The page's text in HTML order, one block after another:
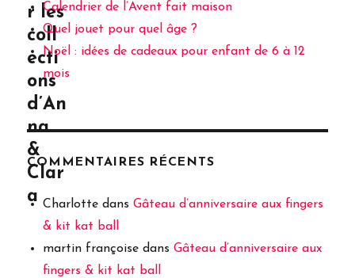
r les
coll
ecti
ons
d’An
na
&
Clar
a
Calendrier de l’Avent fait maison
Quel jouet pour quel âge ?
Noël : idées de cadeaux pour enfant de 6 à 12
mois
COMMENTAIRES RÉCENTS
Charlotte dansGâteau d’anniversaire aux fingers
& kit kat ball
martin françoise dansGâteau d’anniversaire aux
fingers & kit kat ball